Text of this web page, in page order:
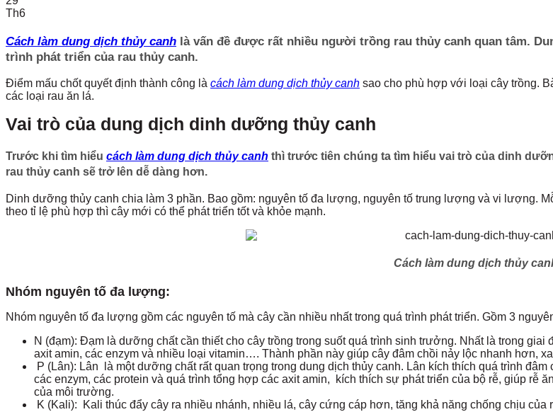
Th6
Cách làm dung dịch thủy canh là vấn đề được rất nhiều người trồng rau thủy canh quan tâm.
trình phát triển của rau thủy canh.
Điểm mấu chốt quyết định thành công là cách làm dung dịch thủy canh sao cho phù hợp với loại cây trồng.
các loại rau ăn lá.
Vai trò của dung dịch dinh dưỡng thủy canh
Trước khi tìm hiểu cách làm dung dịch thủy canh thì trước tiên chúng ta tìm hiểu vai trò của dinh
rau thủy canh sẽ trở lên dễ dàng hơn.
Dinh dưỡng thủy canh chia làm 3 phần. Bao gồm: nguyên tố đa lượng, nguyên tố trung lượng và vi lượng.
theo tỉ lệ phù hợp thì cây mới có thể phát triển tốt và khỏe mạnh.
Cách làm dung dịch thủy
Nhóm nguyên tố đa lượng:
Nhóm nguyên tố đa lượng gồm các nguyên tố mà cây cần nhiều nhất trong quá trình phát triển. Gồm 3
N (đạm): Đạm là dưỡng chất cần thiết cho cây trồng trong suốt quá trình sinh trưởng. Nhất là trong
axit amin, các enzym và nhiều loại vitamin…. Thành phần này giúp cây đâm chồi nảy lộc nhanh hơn,
P (Lân): Lân là một dưỡng chất rất quan trọng trong dung dịch thủy canh. Lân kích thích quá trình
các enzym, các protein và quá trình tổng hợp các axit amin, kích thích sự phát triển của bộ rễ, giúp
của môi trường.
K (Kali): Kali thúc đẩy cây ra nhiều nhánh, nhiều lá, cây cứng cáp hơn, tăng khả năng chống chịu